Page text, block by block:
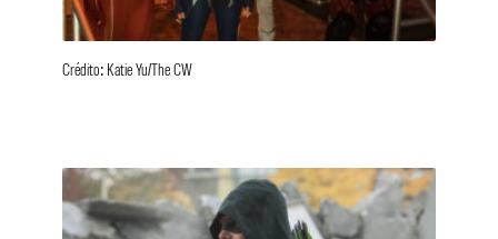
Crédito: Katie Yu/The CW